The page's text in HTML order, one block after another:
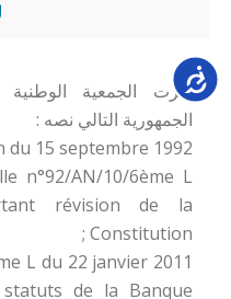
أقرت الجمعية
الجمهورية التالي نصه :
15 septembre 1992 ;
n°92/AN/10/6ème L
révision de la
Constitution ;
L du 22 janvier 2011
de la Banque